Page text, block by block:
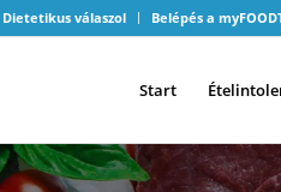
Dietetikus válaszol Belépés a
Start